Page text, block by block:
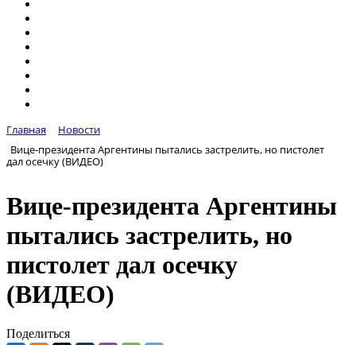
Главная
Новости
Вице-президента Аргентины пытались застрелить, но пистолет
дал осечку (ВИДЕО)
Вице-президента Аргентины
пытались застрелить, но
пистолет дал осечку
(ВИДЕО)
Поделиться